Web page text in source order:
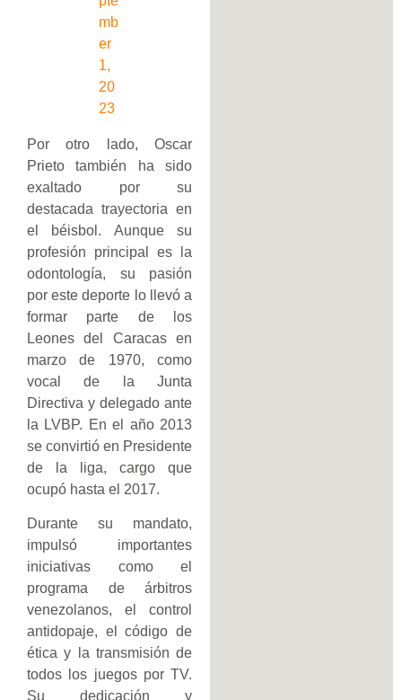
mb
er
1,
20
23
Por otro lado, Oscar
Prieto también ha sido
exaltado por su
destacada trayectoria en
el béisbol. Aunque su
profesión principal es la
odontología, su pasión
por este deporte lo llevó a
formar parte de los
Leones del Caracas en
marzo de 1970, como
vocal de la Junta
Directiva y delegado ante
la LVBP. En el año 2013
se convirtió en Presidente
de la liga, cargo que
ocupó hasta el 2017.
Durante su mandato,
impulsó importantes
iniciativas como el
programa de árbitros
venezolanos, el control
antidopaje, el código de
ética y la transmisión de
todos los juegos por TV.
Su dedicación y